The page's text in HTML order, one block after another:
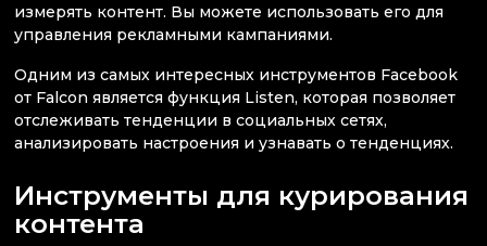
измерять контент. Вы можете использовать его для
управления рекламными кампаниями.
Одним из самых интересных инструментов Facebook
от Falcon является функция Listen, которая позволяет
отслеживать тенденции в социальных сетях,
анализировать настроения и узнавать о тенденциях.
Инструменты для курирования
контента